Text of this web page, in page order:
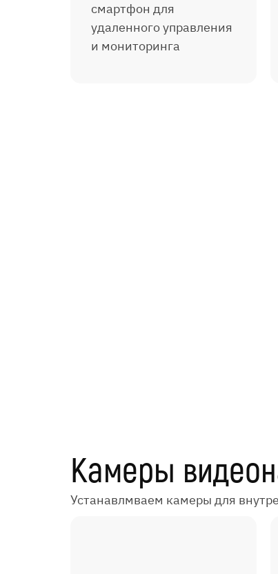
смартфон для
удаленного управления
и мониторинга
Камеры
Устанавлмваем камеры для